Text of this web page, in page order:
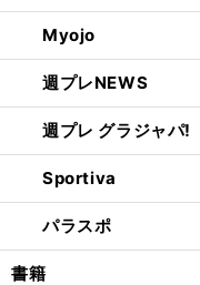
Myojo
週プレNEWS
週プレ グラジャパ!
Sportiva
パラスポ
書籍